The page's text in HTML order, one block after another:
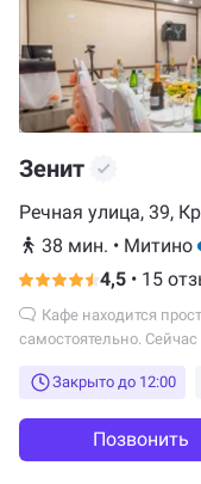
Зенит
Речная улица, 39,
38 мин. • Митино
4,5 • 15
самостоятельно.
Закрыто до 12:00
Позвонить